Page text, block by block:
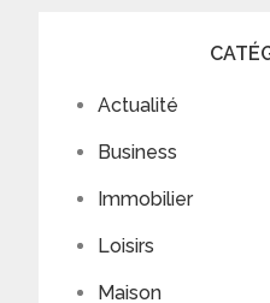
Actualité
Business
Immobilier
Loisirs
Maison